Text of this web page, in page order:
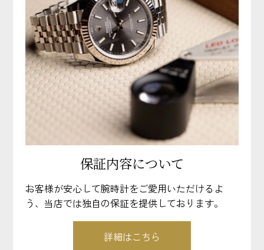
保証内容について
お客様が安心して腕時計をご愛用いただけるよ
う、当店では独自の保証を提供しております。
詳細はこちら